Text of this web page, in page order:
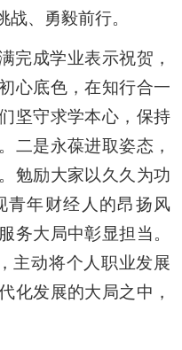
、勇毅前行。
完成学业表示祝贺，
心底色，在知行合一
坚守求学本心，保持
二是永葆进取姿态，
勉励大家以久久为功
青年财经人的昂扬风
务大局中彰显担当。
主动将个人职业发展
化发展的大局之中，